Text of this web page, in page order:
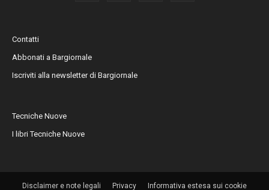
Contatti
Abbonati a Bargiornale
Iscriviti alla newsletter di Bargiornale
Tecniche Nuove
I libri Tecniche Nuove
Disclaimer e note legali Privacy Informativa estesa sui cookie